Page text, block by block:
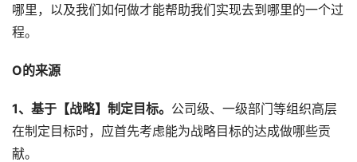
哪里，以及我们如何做才能帮助我们实现去到哪里的一个过
程。
O的来源
1、基于【战略】制定目标。 公司级、一级部门等组织高层
在制定目标时，应首先考虑能为战略目标的达成做哪些贡
献。